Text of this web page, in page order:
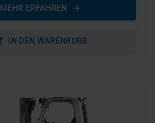
MEHR ERFAHREN
IN DEN WARENKORB